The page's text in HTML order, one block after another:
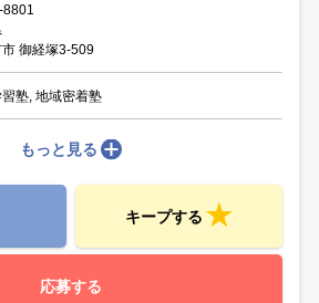
御経塚3-509
塾, 地域密着塾
もっと見る
キープする
応募する